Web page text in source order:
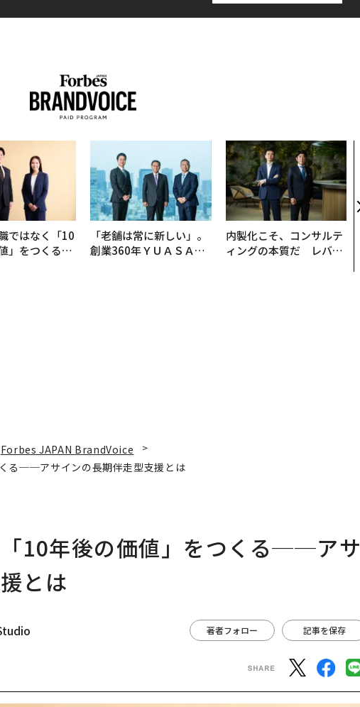
ではなく「10
」をつくる─
「老舗は常に新しい」。
創業360年ＹＵＡＳＡと
内製化こそ、コンサルテ
ィングの本質だ レバレ
Forbes JAPAN BrandVoice
る──アサインの長期伴走型支援とは
10年後の価値」をつくる──アサ
とは
著者フォロー 記事を保存